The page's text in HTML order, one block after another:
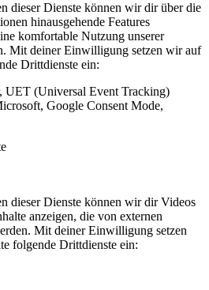
dieser Dienste können wir dir über die
hinausgehende Features
komfortable Nutzung unserer
Mit deiner Einwilligung setzen wir auf
Drittdienste ein:
UET (Universal Event Tracking)
Google Consent Mode,
dieser Dienste können wir dir Videos
anzeigen, die von externen
Mit deiner Einwilligung setzen
folgende Drittdienste ein: